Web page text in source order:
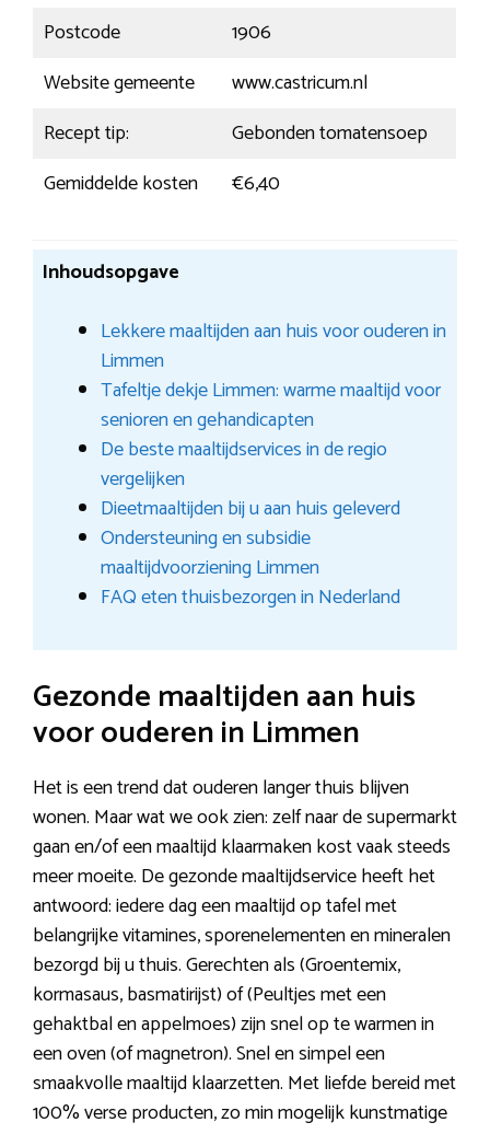
Postcode
1906
Website gemeente
www.castricum.nl
Recept tip:
Gebonden tomatensoep
Gemiddelde kosten
€6,40
Inhoudsopgave
Lekkere maaltijden aan huis voor ouderen in
Limmen
Tafeltje dekje Limmen: warme maaltijd voor
senioren en gehandicapten
De beste maaltijdservices in de regio
vergelijken
Dieetmaaltijden bij u aan huis geleverd
Ondersteuning en subsidie
maaltijdvoorziening Limmen
FAQ eten thuisbezorgen in Nederland
Gezonde maaltijden aan huis
voor ouderen in Limmen
Het is een trend dat ouderen langer thuis blijven
wonen. Maar wat we ook zien: zelf naar de supermarkt
gaan en/of een maaltijd klaarmaken kost vaak steeds
meer moeite. De gezonde maaltijdservice heeft het
antwoord: iedere dag een maaltijd op tafel met
belangrijke vitamines, sporenelementen en mineralen
bezorgd bij u thuis. Gerechten als (Groentemix,
kormasaus, basmatirijst) of (Peultjes met een
gehaktbal en appelmoes) zijn snel op te warmen in
een oven (of magnetron). Snel en simpel een
smaakvolle maaltijd klaarzetten. Met liefde bereid met
100% verse producten, zo min mogelijk kunstmatige